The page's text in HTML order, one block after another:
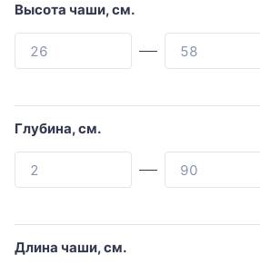
Abber
Высота чаши, см.
Глубина, см.
Длина чаши, см.